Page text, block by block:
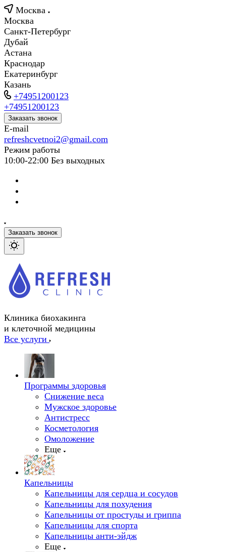
Москва
Москва
Санкт-Петербург
Дубай
Астана
Краснодар
Екатеринбург
Казань
+74951200123
+74951200123
Заказать звонок
E-mail
refreshcvetnoi2@gmail.com
Режим работы
10:00-22:00 Без выходных
Заказать звонок
Клиника биохакинга
и клеточной медицины
Все услуги
Программы здоровья
Снижение веса
Мужское здоровье
Антистресс
Косметология
Омоложение
Еще
Капельницы
Капельницы для сердца и сосудов
Капельницы для похудения
Капельницы от простуды и гриппа
Капельницы для спорта
Капельницы анти-эйдж
Еще